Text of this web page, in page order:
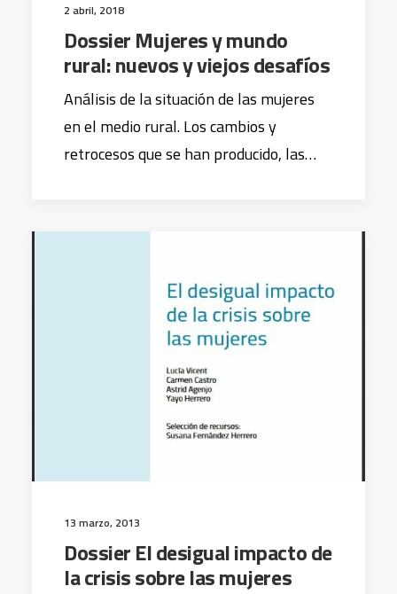
2 abril, 2018
Dossier Mujeres y mundo
rural: nuevos y viejos desafíos
Análisis de la situación de las mujeres
en el medio rural. Los cambios y
retrocesos que se han producido, las…
13 marzo, 2013
Dossier El desigual impacto de
la crisis sobre las mujeres